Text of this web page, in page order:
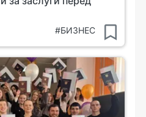
#БИЗНЕС